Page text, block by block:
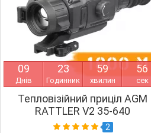
09
Днів
23
Годинник
59
хвилин
55
сек
Тепловізійний приціл AGM
RATTLER V2 35-640
2